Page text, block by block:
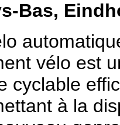
Bas,
vélo est
cyclable
à la